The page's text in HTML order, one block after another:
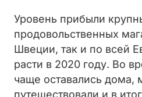
Уровень прибыли
продовольственных
Швеции, так и по всей
расти в 2020 году. Во
чаще оставались дома,
путешествовали и в